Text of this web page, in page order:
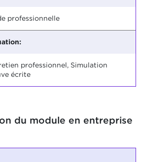
professionnelle
professionnel, Simulation
écrite
du module en entreprise